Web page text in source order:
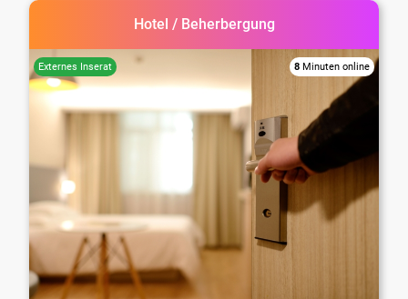
Hotel / Beherbergung
8 Minuten online